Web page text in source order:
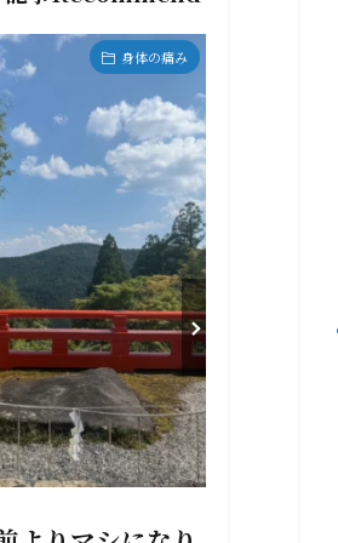
身体の痛み